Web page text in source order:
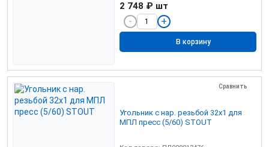
2 748 ₽ шт
В корзину
Сравнить
Угольник с нар. резьбой 32х1 для
МПЛ пресс (5/60) STOUT